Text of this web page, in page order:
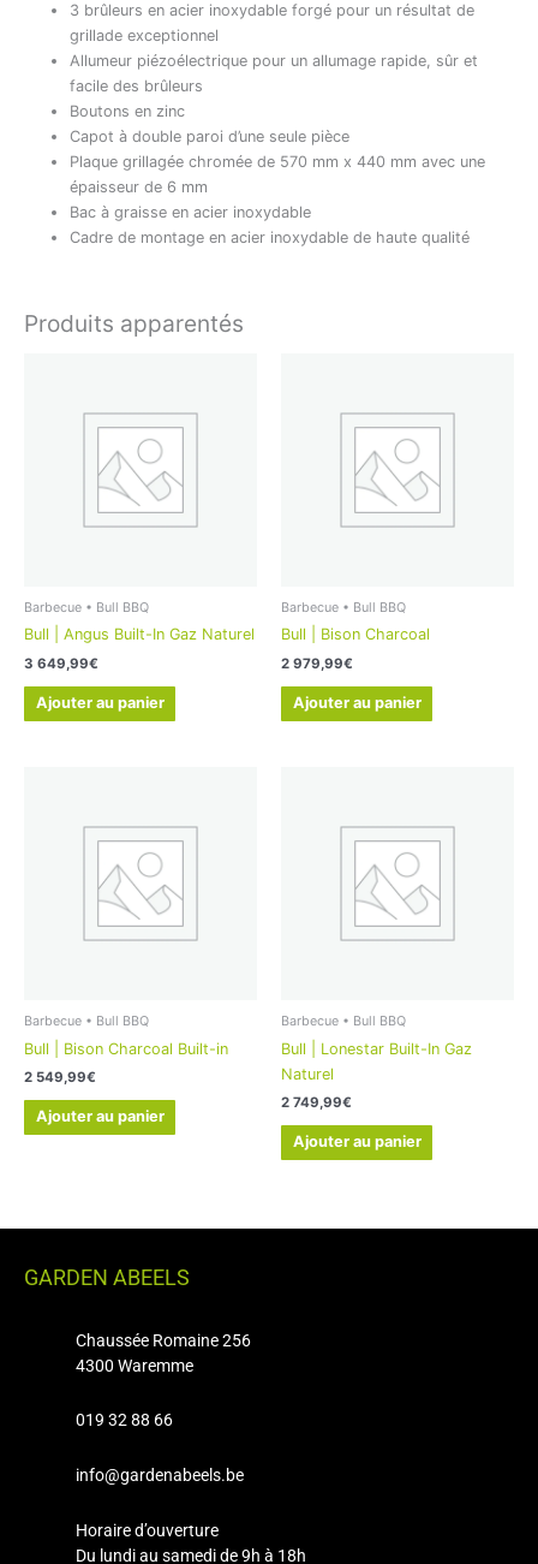
3 brûleurs en acier inoxydable forgé pour un résultat de
grillade exceptionnel
Allumeur piézoélectrique pour un allumage rapide, sûr et
facile des brûleurs
Boutons en zinc
Capot à double paroi d’une seule pièce
Plaque grillagée chromée de 570 mm x 440 mm avec une
épaisseur de 6 mm
Bac à graisse en acier inoxydable
Cadre de montage en acier inoxydable de haute qualité
Produits apparentés
Barbecue • Bull BBQ
Bull | Angus Built-In Gaz Naturel
3 649,99€
Ajouter au panier
Barbecue • Bull BBQ
Bull | Bison Charcoal
2 979,99€
Ajouter au panier
Barbecue • Bull BBQ
Bull | Bison Charcoal Built-in
2 549,99€
Ajouter au panier
Barbecue • Bull BBQ
Bull | Lonestar Built-In Gaz
Naturel
2 749,99€
Ajouter au panier
GARDEN ABEELS
Chaussée Romaine 256
4300 Waremme
019 32 88 66
info@gardenabeels.be
Horaire d’ouverture
Du lundi au samedi de 9h à 18h